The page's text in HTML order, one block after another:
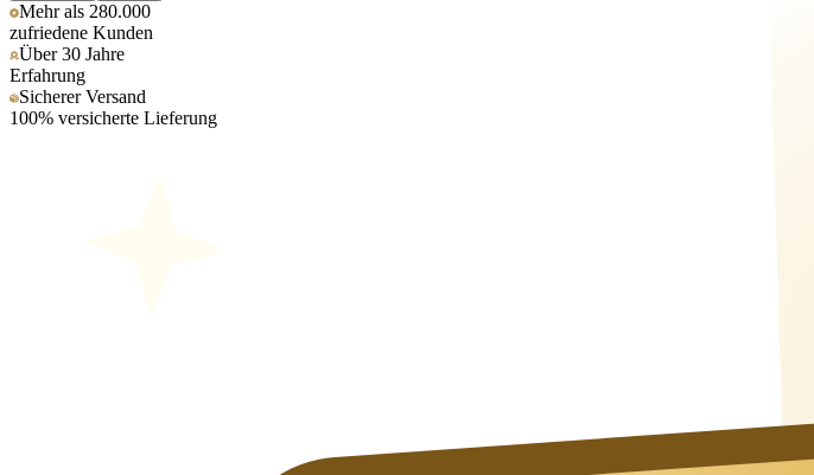
Mehr als 280.000
zufriedene Kunden
Über 30 Jahre
Erfahrung
Sicherer Versand
100% versicherte Lieferung